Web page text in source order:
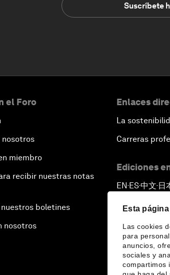
Esta
Las cookies
para
anuncios,
sociales y
compartimos
Suscríbete
el Foro
nosotros
miembro
recibir nuestras notas
boletines
nosotros
Enlaces
La
Carreras
Ediciones
EN ▪ES▪中文▪ 日